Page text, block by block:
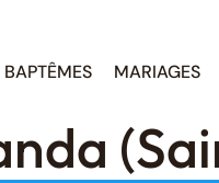
BAPTÊMES MARIAGES